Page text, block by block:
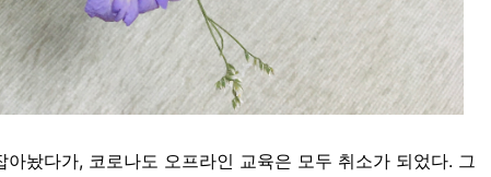
아놨다가, 코로나도 오프라인 교육은 모두 취소가 되었다. 그